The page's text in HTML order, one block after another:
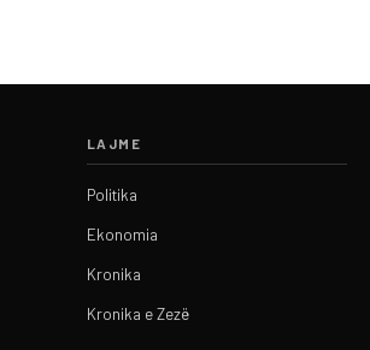
LAJME
Politika
Ekonomia
Kronika
Kronika e Zezë